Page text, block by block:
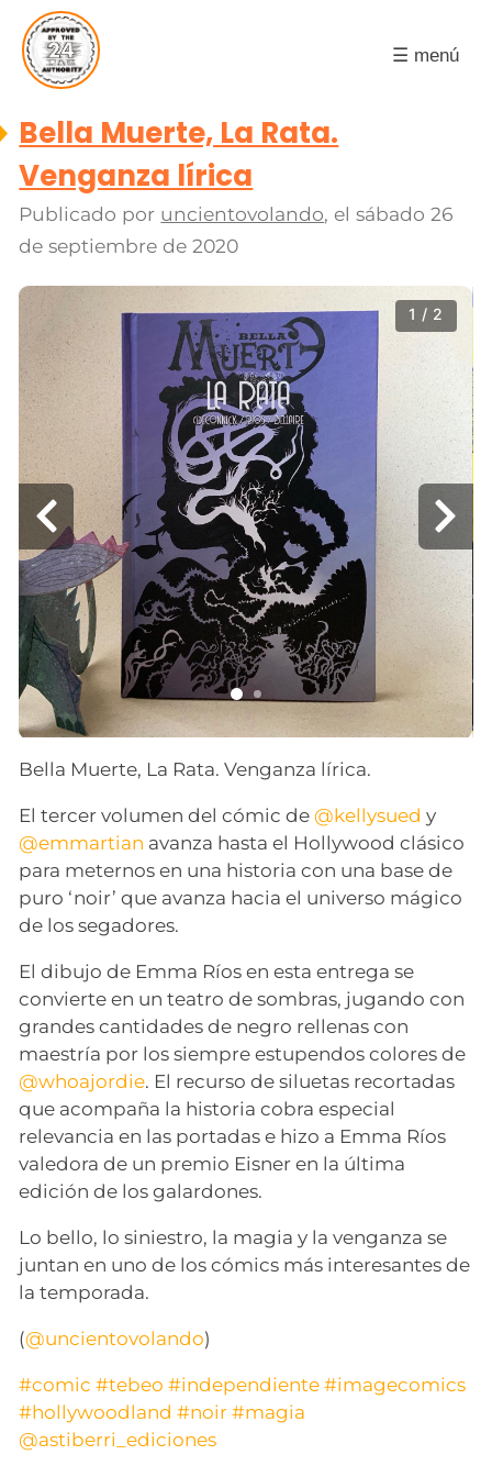
☰ menú
Bella Muerte, La Rata.
Venganza lírica
Publicado por uncientovolando, elsábado 26
de septiembre de 2020
1 / 2
Bella Muerte, La Rata. Venganza lírica.
El tercer volumen del cómic de @kellysued y
@emmartian avanza hasta el Hollywood clásico
para meternos en una historia con una base de
puro ‘noir’ que avanza hacia el universo mágico
de los segadores.
El dibujo de Emma Ríos en esta entrega se
convierte en un teatro de sombras, jugando con
grandes cantidades de negro rellenas con
maestría por los siempre estupendos colores de
@whoajordie. El recurso de siluetas recortadas
que acompaña la historia cobra especial
relevancia en las portadas e hizo a Emma Ríos
valedora de un premio Eisner en la última
edición de los galardones.
Lo bello, lo siniestro, la magia y la venganza se
juntan en uno de los cómics más interesantes de
la temporada.
(@uncientovolando)
#comic #tebeo #independiente #imagecomics
#hollywoodland #noir #magia
@astiberri_ediciones